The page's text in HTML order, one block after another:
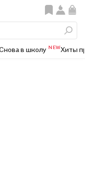
в школу NEWХиты